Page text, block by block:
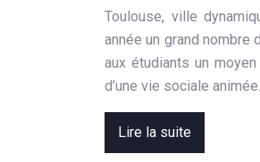
Toulouse, ville
année un grand nombre
aux étudiants un
d’une vie sociale
Lire la suite